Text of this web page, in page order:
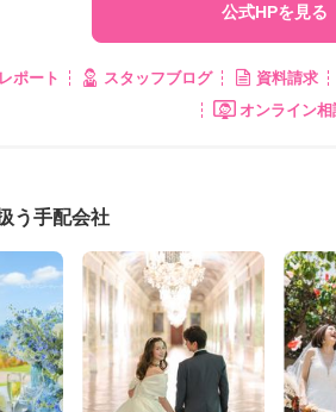
公式HPを見る
ポート スタッフブログ 資料請求
オンライン相
う手配会社